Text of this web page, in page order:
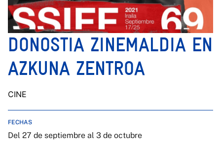
DONOSTIA ZINEMALDIA EN
AZKUNA ZENTROA
CINE
FECHAS
Del 27 de septiembre al 3 de octubre